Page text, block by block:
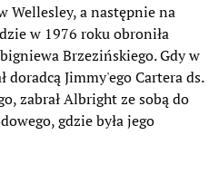
Wellesley, a następnie na
w 1976 roku obroniła
Brzezińskiego. Gdy w
doradcą Jimmy'ego Cartera ds.
zabrał Albright ze sobą do
gdzie była jego